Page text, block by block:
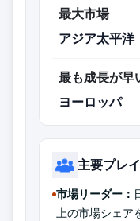
最大市場
アジア太平洋
最も成長が早
ヨーロッパ
主要プレ
市場リーダー：
上の市場シェア